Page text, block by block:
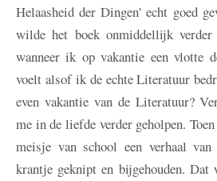
Helaasheid der Dingen' echt goed
wilde het boek onmiddellijk
wanneer ik op vakantie een vlotte
voelt alsof ik de echte Literatuur
even vakantie van de Literatuur?
me in de liefde verder geholpen.
meisje van school een verhaal
krantje geknipt en bijgehouden.